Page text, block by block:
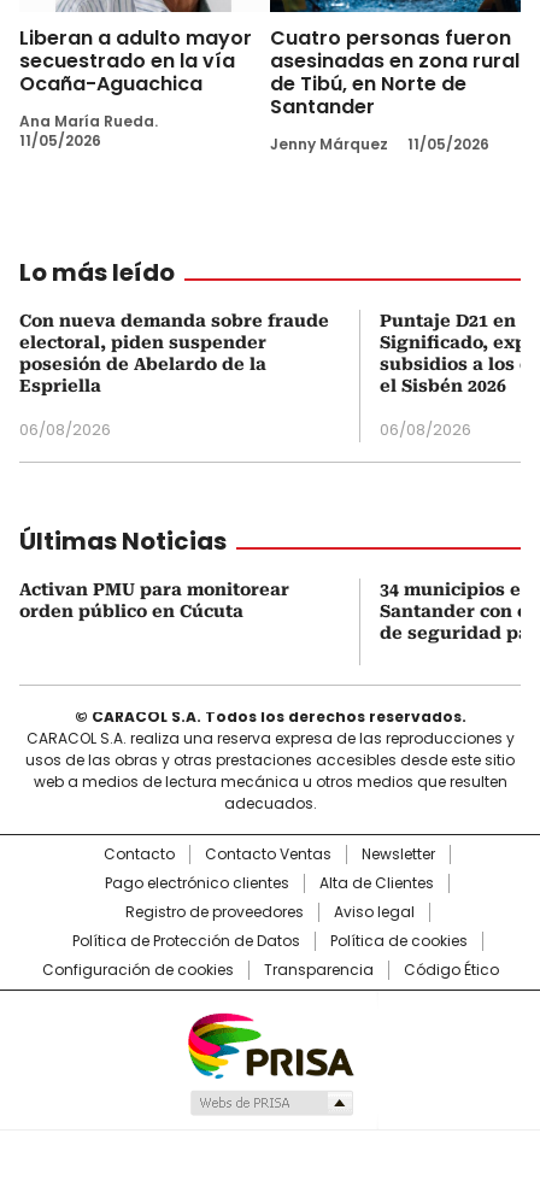
Liberan a adulto mayor
secuestrado en la vía
Ocaña-Aguachica
Ana María Rueda.
11/05/2026
Cuatro personas fueron
asesinadas en zona rural
de Tibú, en Norte de
Santander
Jenny Márquez 11/05/2026
Lo más leído
Con nueva demanda sobre fraude
electoral, piden suspender
posesión de Abelardo de la
Espriella
06/08/2026
Puntaje D21 en
Significado,
subsidios a los
el Sisbén 2026
06/08/2026
Últimas Noticias
Activan PMU para monitorear
orden público en Cúcuta
34 municipios en
Santander con
de seguridad
© CARACOL S.A. Todos los derechos reservados.
CARACOL S.A. realiza una reserva expresa de las reproducciones y
usos de las obras y otras prestaciones accesibles desde este sitio
web a medios de lectura mecánica u otros medios que resulten
adecuados.
Contacto Contacto Ventas
Newsletter
Pago electrónico clientes
Alta de Clientes
Registro de proveedores
Aviso legal
Política de Protección de Datos
Política de cookies
Configuración de cookies
Transparencia Código Ético